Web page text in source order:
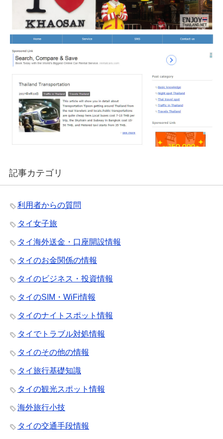
記事カテゴリ
利用者からの質問
タイ女子旅
タイ海外送金・口座開設情報
タイのお金関係の情報
タイのビジネス・投資情報
タイのSIM・WiFi情報
タイのナイトスポット情報
タイでトラブル対処情報
タイのその他の情報
タイ旅行基礎知識
タイの観光スポット情報
海外旅行小技
タイの交通手段情報